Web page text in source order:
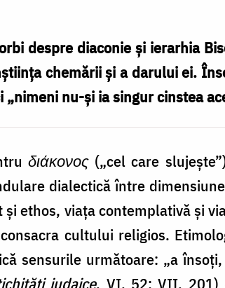
despre diaconie și ierarhia
chemării şi a darului ei.
„nimeni nu-şi ia singur cinstea
διάκονος („cel care
dialectică între
şi ethos, viaţa contemplativă şi
cultului religios.
sensurile următoare: „a
iudaice, VI, 52; VII, 201)